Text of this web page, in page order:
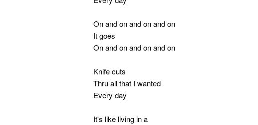
On and on and on and on
It goes
On and on and on and on
Knife cuts
Thru all that I wanted
Every day
It's like living in a